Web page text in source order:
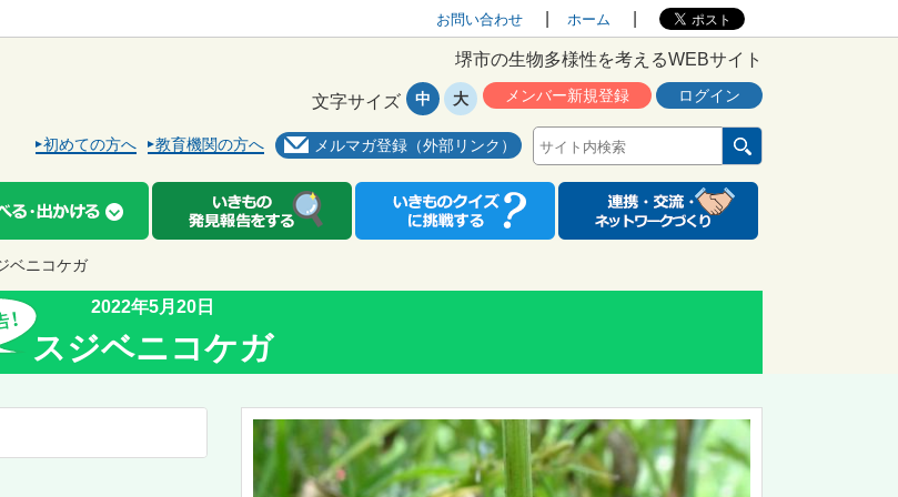
お問い合わせ ホーム
堺市の生物多様性を考えるWEBサイト
初めての方へ 教育機関の方へ メルマガ登録（外部リンク）
メンバー新規登録 ログイン
文字サイズ 中 大
ベニコケガ
2022年5月20日
スジベニコケガ